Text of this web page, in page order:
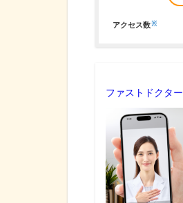
アクセス数※
ファストドクター